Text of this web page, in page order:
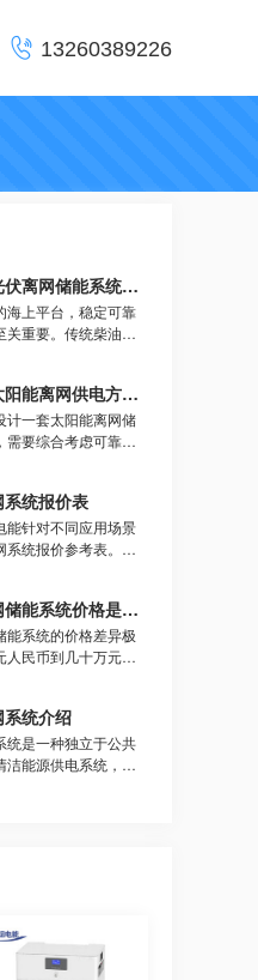
 13260389226
海上平台光伏离网储能系统成本解析
海上平台，稳定可靠
关重要。传统柴油发
电能将为您详细解析
心成本构成，助您清
偏远山区太阳能离网供电方案设计
计一套太阳能离网储
需要综合考虑可靠
和关键考量点.
统报价表
能针对不同应用场景
系统报价参考表。报
素影响较大，实际需
以下为典型配置的估
太阳能离网储能系统价格是多少
能系统的价格差异极
人民币到几十万元人
帮助你理解可能的
系统介绍
统是一种独立于公共
洁能源供电系统，它